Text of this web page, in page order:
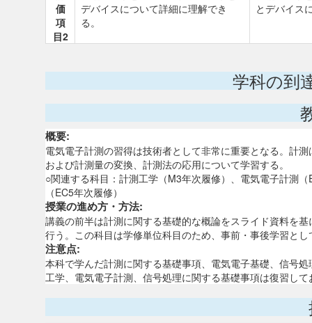
価
項
目2
デバイスについて詳細に理解でき
る。
とデバイス
学科の到
概要:
電気電子計測の習得は技術者として非常に重要となる。計
および計測量の変換、計測法の応用について学習する。
○関連する科目：計測工学（M3年次履修）、電気電子計測
（EC5年次履修）
授業の進め方・方法:
講義の前半は計測に関する基礎的な概論をスライド資料を
行う。この科目は学修単位科目のため、事前・事後学習と
注意点:
本科で学んだ計測に関する基礎事項、電気電子基礎、信号
工学、電気電子計測、信号処理に関する基礎事項は復習し